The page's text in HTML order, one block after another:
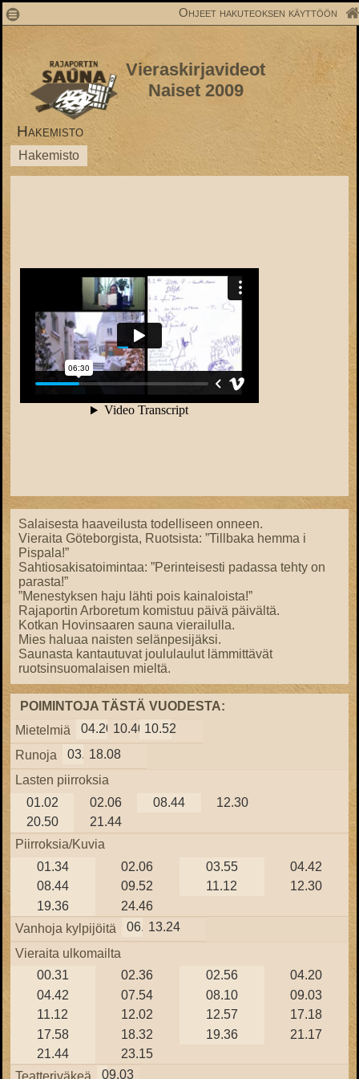
1 Ohjeet hakuteoksen käyttöön
Vieraskirjavideot
Naiset 2009
Hakemisto
Hakemisto
Salaisesta haaveilusta todelliseen onneen.
Vieraita Göteborgista, Ruotsista: ”Tillbaka hemma i
Pispala!”
Sahtiosakisatoimintaa: ”Perinteisesti padassa tehty on
parasta!”
”Menestyksen haju lähti pois kainaloista!”
Rajaportin Arboretum komistuu päivä päivältä.
Kotkan Hovinsaaren sauna vierailulla.
Mies haluaa naisten selänpesijäksi.
Saunasta kantautuvat joululaulut lämmittävät
ruotsinsuomalaisen mieltä.
POIMINTOJA TÄSTÄ VUODESTA:
Mietelmiä
04.20 10.40 10.52
Runoja
03.4318.08
Lasten piirroksia
01.02
02.06 08.44
12.30
20.50
21.44
Piirroksia/Kuvia
01.34
02.06 03.55
04.42
08.44
09.52 11.12
12.30
19.36
24.46
Vanhoja kylpijöitä
06.3013.24
Vieraita ulkomailta
00.31
02.36 02.56
04.20
04.42
07.54 08.10
09.03
11.12
12.02 12.57
17.18
17.58
18.32 19.36
21.17
21.44
23.15
Teatteriväkeä
09.03